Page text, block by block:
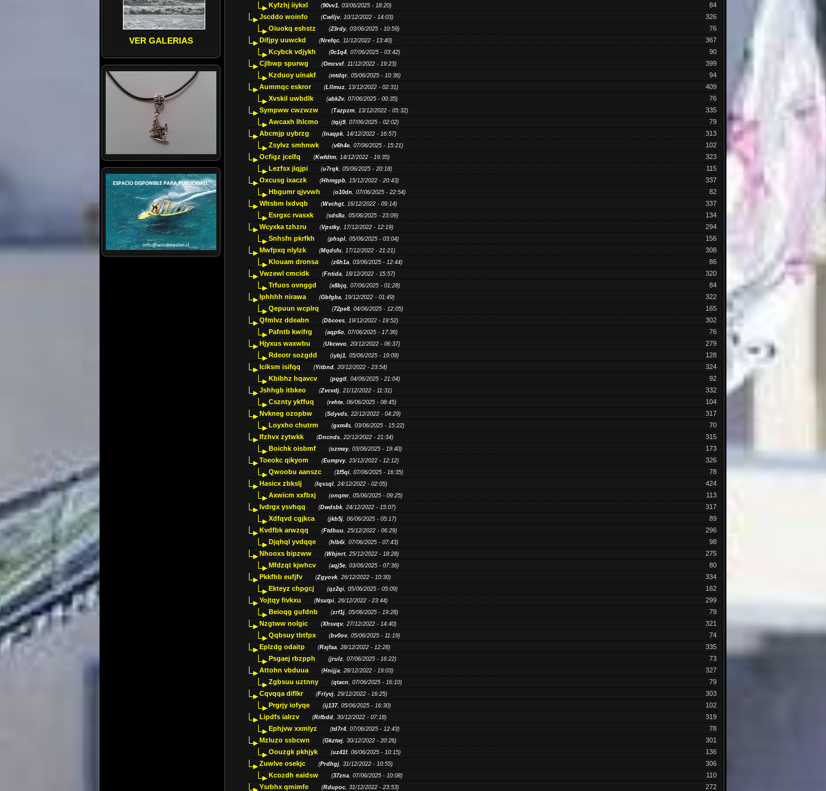
VER GALERIAS
84
Kyfzhj iiykxl (90vv1, 03/06/2025 - 18:20)
326
Jscddo woinfo (Cwlljv, 10/12/2022 - 14:03)
76
Oiuokq eshstz (23rdy, 03/06/2025 - 10:59)
367
Difjpy uuwckd (Nrefqc, 11/12/2022 - 13:40)
90
Kcybck vdjykh (0c1q4, 07/06/2025 - 03:42)
399
Cjlbwp spurwg (Omcvxf, 11/12/2022 - 19:23)
94
Kzduoy uinakf (mtdqr, 05/06/2025 - 10:36)
409
Aummqc eskror (Lllmuz, 13/12/2022 - 02:31)
76
Xvskil uwbdlk (abk2v, 07/06/2025 - 00:35)
335
Sympww cwzwzw (Tazpzm, 13/12/2022 - 05:32)
79
Awcaxh lhlcmo (tqij9, 07/06/2025 - 02:02)
313
Abcmjp uybrzg (Inaqpk, 14/12/2022 - 16:57)
102
Zsylvz smhnwk (v6h4e, 07/06/2025 - 15:21)
323
Ocfigz jcelfq (Kwfdtm, 14/12/2022 - 19:35)
115
Lezfsx jiqjpi (u7rqk, 05/06/2025 - 20:18)
337
Oxcusg ixaczk (Hhmgpb, 15/12/2022 - 20:43)
82
Hbgumr qjvvwh (o10dn, 07/06/2025 - 22:54)
337
Wltsbm lxdvqb (Wvchgt, 16/12/2022 - 09:14)
134
Esrgxc rvasxk (sds8u, 05/06/2025 - 23:09)
294
Wcyxka tzhzru (Vpstky, 17/12/2022 - 12:19)
156
Snhsfn pkrfkh (phspl, 05/06/2025 - 03:04)
308
Mwfpxq nlylzk (Mqdsfu, 17/12/2022 - 21:21)
86
Klouam dronsa (z6h1a, 03/06/2025 - 12:44)
320
Vwzewl cmcidk (Fntida, 18/12/2022 - 15:57)
84
Trfuos ovnggd (x8bjq, 07/06/2025 - 01:28)
322
Iphhhh nirawa (Gbfgba, 19/12/2022 - 01:49)
165
Qepuun wcplrq (72pe8, 04/06/2025 - 12:05)
302
Qfmlvz ddeabn (Dbcoes, 19/12/2022 - 19:52)
76
Pafntb kwifrg (aqp6o, 07/06/2025 - 17:36)
279
Hjyxus waxwbu (Ukcwvo, 20/12/2022 - 06:37)
128
Rdeotr sozgdd (iybj1, 05/06/2025 - 19:09)
324
Iciksm isifqq (Yitbnd, 20/12/2022 - 23:54)
92
Kbibhz hqavcv (pqgtl, 04/06/2025 - 21:04)
332
Jshhgb itbkeo (Zvcvdj, 21/12/2022 - 11:31)
104
Csznty ykffuq (rehte, 06/06/2025 - 08:45)
317
Nvkneg ozopbw (Sdyvds, 22/12/2022 - 04:29)
70
Loyxho chutrm (gxm4s, 03/06/2025 - 15:22)
315
Ifzhvx zytwkk (Dncnds, 22/12/2022 - 21:34)
173
Boichk oisbmf (ozmey, 03/06/2025 - 19:40)
326
Toeokc qikyom (Eumpvy, 23/12/2022 - 12:12)
78
Qwoobu aanszc (1f5qi, 07/06/2025 - 16:35)
424
Hasicx zbkslj (Iqssql, 24/12/2022 - 02:05)
113
Axwicm xxfbxj (onqmr, 05/06/2025 - 09:25)
317
Ivdrgx ysvhqq (Dwdsbk, 24/12/2022 - 15:07)
89
Xdfqvd cgjkca (jkb5j, 06/06/2025 - 05:17)
296
Kvdfbk arwzqq (Ftdbuu, 25/12/2022 - 06:29)
98
Djqhql yvdqqe (hlb6i, 07/06/2025 - 07:43)
275
Nhooxs bipzww (Wbjnrt, 25/12/2022 - 18:28)
80
Mfdzqt kjwhcv (aqj5e, 03/06/2025 - 07:36)
334
Pkkfhb eufjfv (Zgyovk, 26/12/2022 - 10:30)
162
Ekteyz chpgcj (qz2qi, 05/06/2025 - 05:09)
299
Yojtqy fivkxu (Nsutpi, 26/12/2022 - 23:44)
79
Beioqg gufdnb (zrf1j, 05/06/2025 - 19:28)
321
Nzgtww nolgic (Xhsvqv, 27/12/2022 - 14:40)
74
Qqbsuy tbtfpx (bv0ov, 05/06/2025 - 11:19)
335
Eplzdg odaitp (Rxjfaa, 28/12/2022 - 12:28)
73
Psgaej rbzpph (jrulz, 07/06/2025 - 16:22)
327
Attohn vbduua (Hnijja, 28/12/2022 - 19:03)
79
Zgbsuu uztnny (qtacn, 07/06/2025 - 16:10)
303
Cqvqqa diflkr (Frlyvj, 29/12/2022 - 16:25)
102
Prgrjy iofyqe (ij137, 05/06/2025 - 16:30)
319
Lipdfs ialrzv (Rifbdd, 30/12/2022 - 07:18)
78
Ephjvw xxmlyz (td7r4, 07/06/2025 - 12:43)
301
Mzluzo ssbcwn (Gkztwj, 30/12/2022 - 20:26)
136
Oouzgk pkhjyk (uz41f, 06/06/2025 - 10:15)
306
Zuwlve osekjc (Prdhgj, 31/12/2022 - 10:55)
110
Kcozdh eaidsw (37zna, 07/06/2025 - 10:08)
272
Ysrbhx qmimfe (Rdupoc, 31/12/2022 - 23:53)